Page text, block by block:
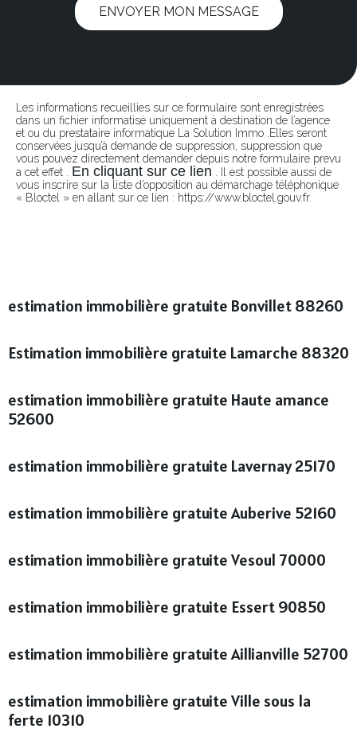
ENVOYER MON MESSAGE
Les informations recueillies sur ce formulaire sont enregistrées
dans un fichier informatisé uniquement à destination de l’agence
et ou du prestataire informatique La Solution Immo .Elles seront
conservées jusqu’à demande de suppression, suppression que
vous pouvez directement demander depuis notre formulaire prevu
a cet effet . En cliquant sur ce lien . Il est possible aussi de
vous inscrire sur la liste d’opposition au démarchage téléphonique
« Bloctel » en allant sur ce lien : https://www.bloctel.gouv.fr.
estimation immobilière gratuite Bonvillet 88260
Estimation immobilière gratuite Lamarche 88320
estimation immobilière gratuite Haute amance
52600
estimation immobilière gratuite Lavernay 25170
estimation immobilière gratuite Auberive 52160
estimation immobilière gratuite Vesoul 70000
estimation immobilière gratuite Essert 90850
estimation immobilière gratuite Aillianville 52700
estimation immobilière gratuite Ville sous la
ferte 10310